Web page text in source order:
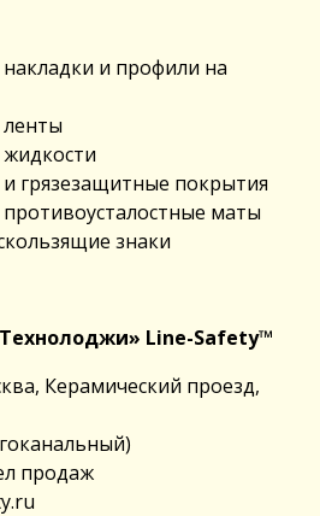
и профили на
грязезащитные покрытия
маты
знаки
Line-Safety™
Керамический проезд,
продаж